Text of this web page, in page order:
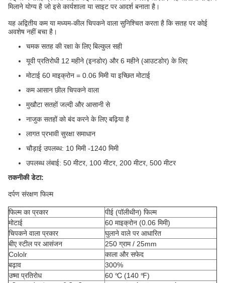
मिलाने योग्य है जो इसे कार्यशाला या साइट पर आदर्श बनाता है।
यह अद्वितीय कम या मध्यम-कील चिपकने वाला सुनिश्चित करता है कि सतह पर कोई
अवशेष नहीं बचा है।
चमक सतह की रक्षा के लिए बिल्कुल सही
यूवी प्रतिरोधी 12 महीने (इनडोर) और 6 महीने (आउटडोर) के लिए
मोटाई 60 माइक्रोन = 0.06 मिमी या इच्छित मोटाई
कम आसान छील चिपकने वाला
मुखौटा सतहों जल्दी और आसानी से
नाजुक सतहों को बंद करने के लिए बढ़िया है
लागत प्रभावी सुरक्षा समाधान
चौड़ाई उपलब्ध: 10 मिमी -1240 मिमी
उपलब्ध लंबाई: 50 मीटर, 100 मीटर, 200 मीटर, 500 मीटर
तकनीकी डेटा:
दर्पण संरक्षण फिल्म
फिल्म का प्रकार
पीई (पॉलीथीन) फिल्म
मोटाई
60 माइक्रोन (0.06 मिमी)
चिपकने वाला प्रकार
घुलाने वाले पर आधारित
बीए स्टील पर आसंजन
250 ग्राम / 25mm
Cololr
काला और सफेद
बढ़ाव
300%
उष्मा प्रतिरोध
60 ℃ (140 ℉)